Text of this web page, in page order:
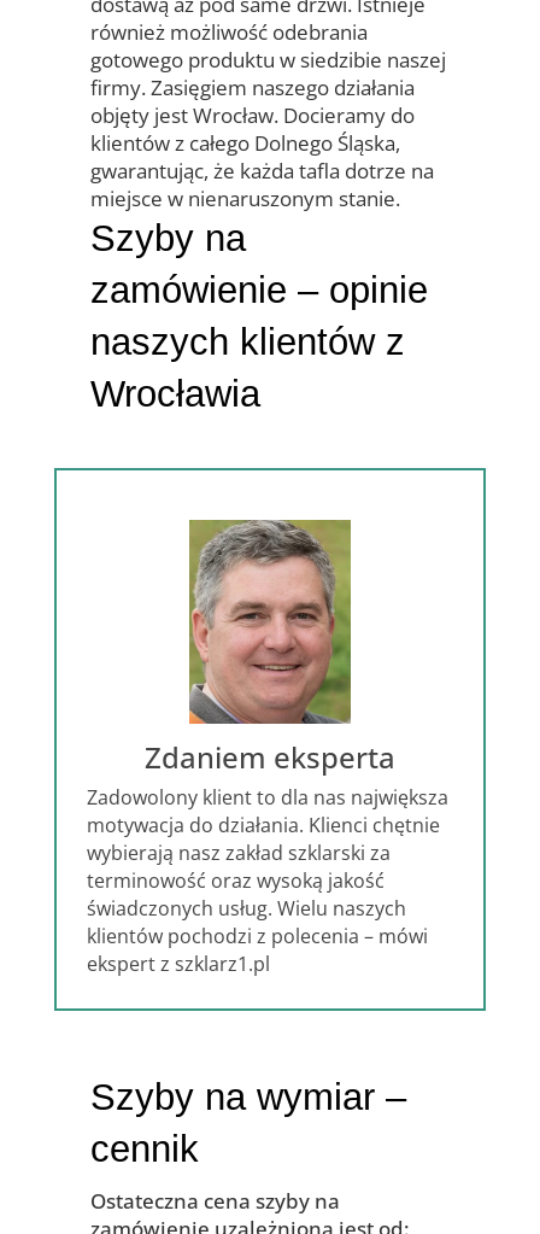
również możliwość odebrania
gotowego produktu w siedzibie naszej
firmy. Zasięgiem naszego działania
objęty jest Wrocław. Docieramy do
klientów z całego Dolnego Śląska,
gwarantując, że każda tafla dotrze na
miejsce w nienaruszonym stanie.
Szyby na
zamówienie – opinie
naszych klientów z
Wrocławia
Zdaniem eksperta
Zadowolony klient to dla nas największa
motywacja do działania. Klienci chętnie
wybierają nasz zakład szklarski za
terminowość oraz wysoką jakość
świadczonych usług. Wielu naszych
klientów pochodzi z polecenia – mówi
ekspert z szklarz1.pl
Szyby na wymiar –
cennik
Ostateczna cena szyby na